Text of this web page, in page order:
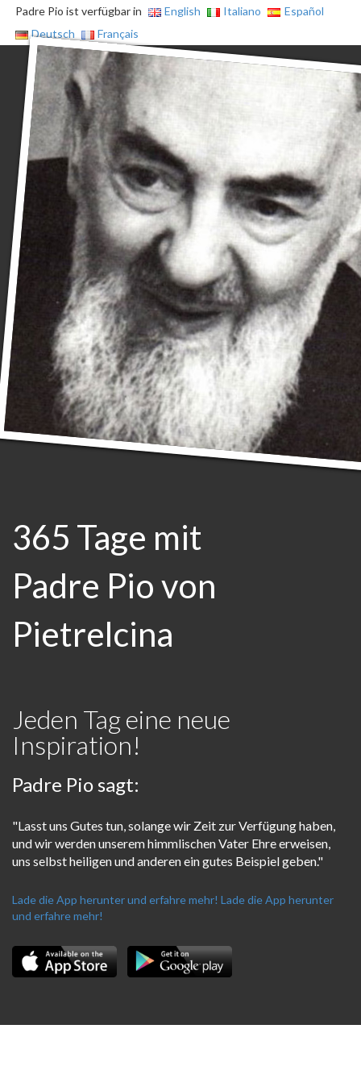
Padre Pio ist verfügbar in English Italiano
Español
Deutsch
Français
365 Tage mit
Padre Pio von
Pietrelcina
Jeden Tag eine neue
Inspiration!
Padre Pio sagt:
"Lasst uns Gutes tun, solange wir Zeit zur Verfügung haben,
und wir werden unserem himmlischen Vater Ehre erweisen,
uns selbst heiligen und anderen ein gutes Beispiel geben."
Lade die App herunter und erfahre mehr! Lade die App herunter
und erfahre mehr!